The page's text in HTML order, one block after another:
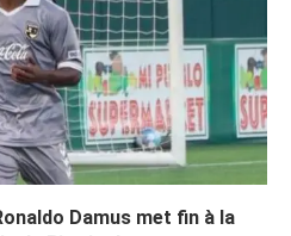
Damus met fin à la